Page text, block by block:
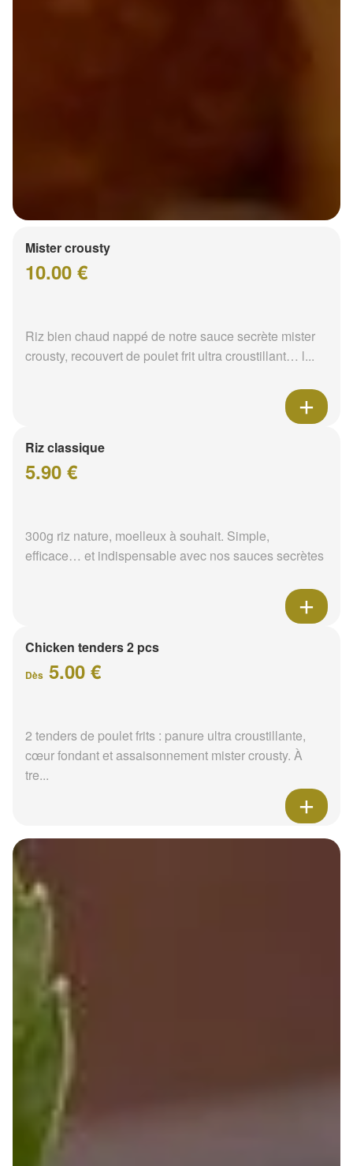
Mister crousty
10.00 €
Riz bien chaud nappé de notre sauce secrète mister
crousty, recouvert de poulet frit ultra croustillant… l...
Riz classique
5.90 €
300g riz nature, moelleux à souhait. Simple,
efficace… et indispensable avec nos sauces secrètes
Chicken tenders 2 pcs
Dès 5.00 €
2 tenders de poulet frits : panure ultra croustillante,
cœur fondant et assaisonnement mister crousty. À
tre...